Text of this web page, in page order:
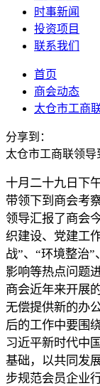
时事新闻
投资项目
联系我们
首页
商会动态
太仓市工商
分享到：
太仓市工商联领
十月二十九日下
带领下到商会考
领导汇报了商会
织建设、党建工
战”、“环境整治
影响等热点问题
商会近年来开展
无偿提供新的办
后的工作中要围
习近平新时代中
基础，以共同发
步规范会员企业